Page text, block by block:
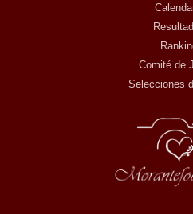
Comité de
Selecciones